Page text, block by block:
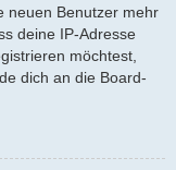
neuen Benutzer mehr
deine IP-Adresse
möchtest,
dich an die Board-